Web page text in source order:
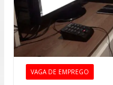
VAGA DE EMPREGO